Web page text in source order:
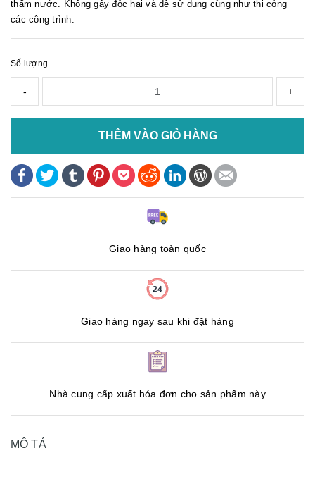
thấm nước. Không gây độc hại và dễ sử dụng cũng như thi công
các công trình.
Số lượng
- +
THÊM VÀO GIỎ HÀNG
Giao hàng toàn quốc
Giao hàng ngay sau khi đặt hàng
Nhà cung cấp xuất hóa đơn cho sản phẩm này
MÔ TẢ